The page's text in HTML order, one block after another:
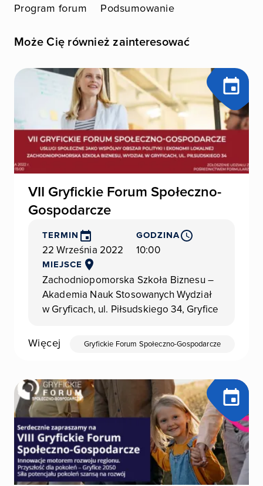
Program forum Podsumowanie
Może Cię również zainteresować
VII Gryfickie Forum Społeczno-
Gospodarcze
TERMIN
22 Września 2022
GODZINA
10:00
MIEJSCE
Zachodniopomorska Szkoła Biznesu –
Akademia Nauk Stosowanych Wydział
w Gryficach, ul. Piłsudskiego 34, Gryfice
Więcej Gryfickie Forum Społeczno-Gospodarcze